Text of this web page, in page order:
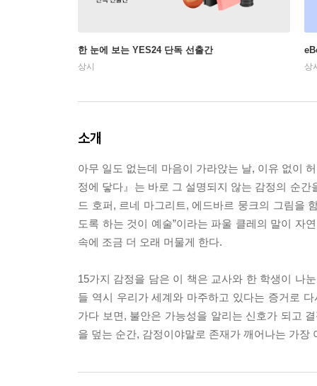
한 눈에 보는 YES24 단독 선출간
상시 상
소개
아무 일도 없는데 마음이 가라앉는 날, 이유 없이
정에 닿다』는 바로 그 설명되지 않는 감정의 순
드 호퍼, 르네 마그리트, 에드바르 뭉크의 그림을
도록 하는 것이 예술”이라는 파울 클레의 말이 자
속에 조금 더 오래 머물게 한다.
15가지 감정을 담은 이 책은 교사와 한 학생이 나
들 역시 우리가 세계와 마주하고 있다는 증거로
가다 보면, 불안은 가능성을 알리는 신호가 되고
을 덮는 순간, 감정이야말로 존재가 깨어나는 가장